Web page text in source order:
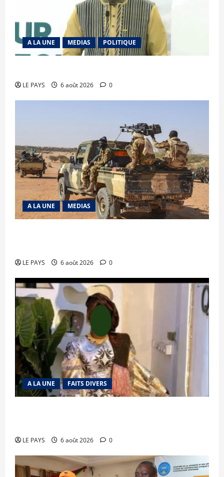
A LA UNE MEDIAS POLITIQUE
LE PAYS 6 août 2026 0
A LA UNE MEDIAS
LE PAYS 6 août 2026 0
A LA UNE FAITS DIVERS
LE PAYS 6 août 2026 0